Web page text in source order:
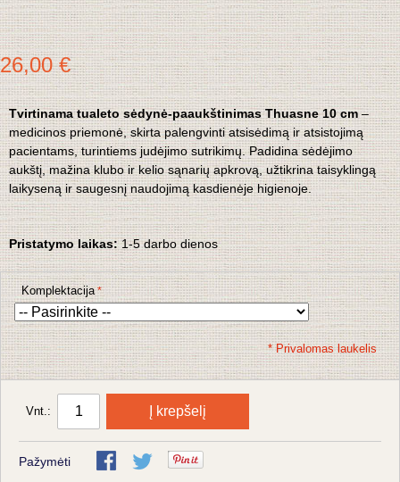
26,00 €
Tvirtinama tualeto sėdynė-paaukštinimas Thuasne 10 cm–
medicinos priemonė, skirta palengvinti atsisėdimą ir atsistojimą
pacientams, turintiems judėjimo sutrikimų. Padidina sėdėjimo
aukštį, mažina klubo ir kelio sąnarių apkrovą, užtikrina taisyklingą
laikyseną ir saugesnį naudojimą kasdienėje higienoje.
Pristatymo laikas:1-5 darbo dienos
Komplektacija
* Privalomas laukelis
Vnt.: Į krepšelį
Pažymėti